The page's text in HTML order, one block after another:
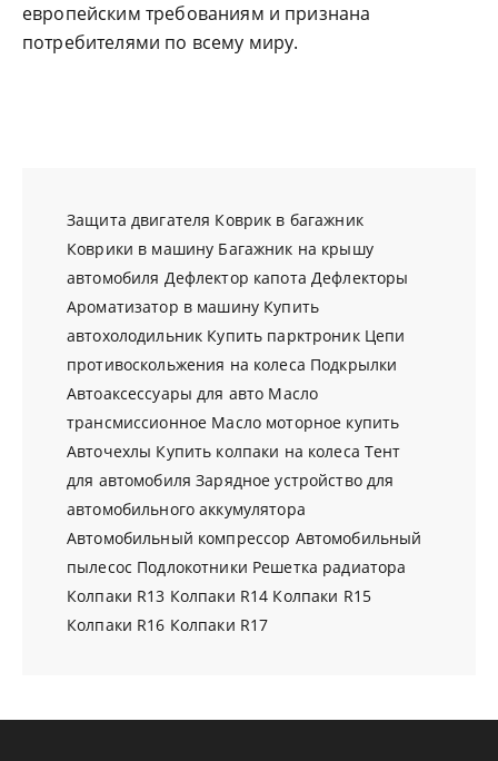
европейским требованиям и признана
потребителями по всему миру.
Защита двигателя Коврик в багажник
Коврики в машину Багажник на крышу
автомобиля Дефлектор капота Дефлекторы
Ароматизатор в машину Купить
автохолодильник Купить парктроник Цепи
противоскольжения на колеса Подкрылки
Автоаксессуары для авто Масло
трансмиссионное Масло моторное купить
Авточехлы Купить колпаки на колеса Тент
для автомобиля Зарядное устройство для
автомобильного аккумулятора
Автомобильный компрессор Автомобильный
пылесос Подлокотники Решетка радиатора
Колпаки R13 Колпаки R14 Колпаки R15
Колпаки R16 Колпаки R17